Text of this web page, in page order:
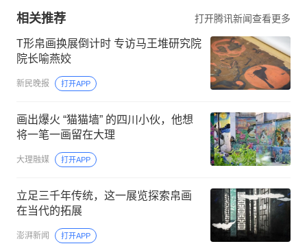
相关推荐 打开腾讯新闻查看更多
T形帛画换展倒计时 专访马王堆研究院
院长喻燕姣
新民晚报 打开APP
画出爆火 “猫猫墙” 的四川小伙，他想
将一笔一画留在大理
大理融媒 打开APP
立足三千年传统，这一展览探索帛画
在当代的拓展
澎湃新闻 打开APP